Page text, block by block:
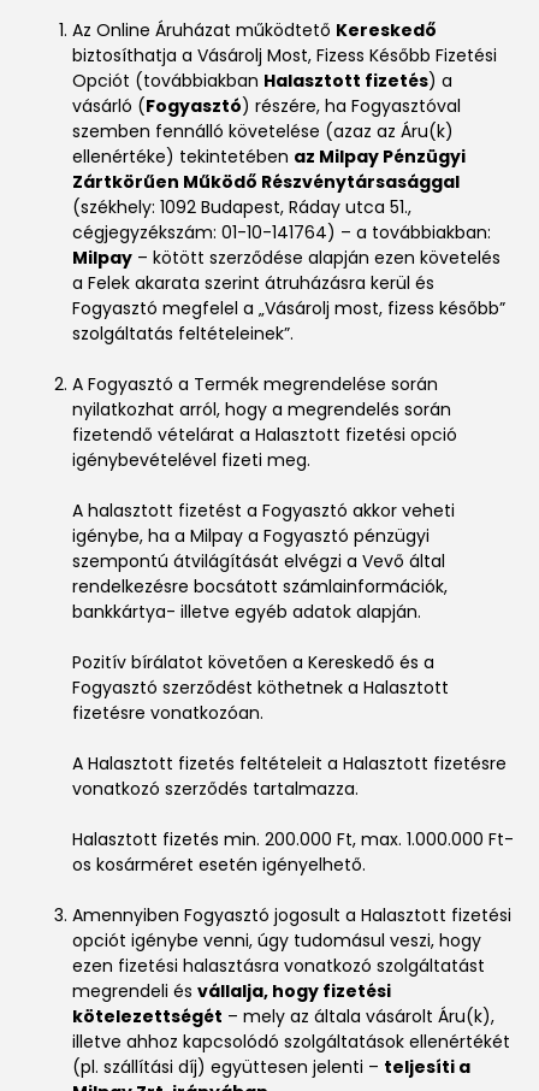
Az Online Áruházat működtető Kereskedő
biztosíthatja a Vásárolj Most, Fizess Később Fizetési
Opciót (továbbiakban Halasztott fizetés) a
vásárló (Fogyasztó) részére, ha Fogyasztóval
szemben fennálló követelése (azaz az Áru(k)
ellenértéke) tekintetében az Milpay Pénzügyi
Zártkörűen Működő Részvénytársasággal
(székhely: 1092 Budapest, Ráday utca 51.,
cégjegyzékszám: 01-10-141764) – a továbbiakban:
Milpay – kötött szerződése alapján ezen követelés
a Felek akarata szerint átruházásra kerül és
Fogyasztó megfelel a „Vásárolj most, fizess később”
szolgáltatás feltételeinek”.
A Fogyasztó a Termék megrendelése során
nyilatkozhat arról, hogy a megrendelés során
fizetendő vételárat a Halasztott fizetési opció
igénybevételével fizeti meg.
A halasztott fizetést a Fogyasztó akkor veheti
igénybe, ha a Milpay a Fogyasztó pénzügyi
szempontú átvilágítását elvégzi a Vevő által
rendelkezésre bocsátott számlainformációk,
bankkártya- illetve egyéb adatok alapján.
Pozitív bírálatot követően a Kereskedő és a
Fogyasztó szerződést köthetnek a Halasztott
fizetésre vonatkozóan.
A Halasztott fizetés feltételeit a Halasztott fizetésre
vonatkozó szerződés tartalmazza.
Halasztott fizetés min. 200.000 Ft, max. 1.000.000 Ft-
os kosárméret esetén igényelhető.
Amennyiben Fogyasztó jogosult a Halasztott fizetési
opciót igénybe venni, úgy tudomásul veszi, hogy
ezen fizetési halasztásra vonatkozó szolgáltatást
megrendeli és vállalja, hogy fizetési
kötelezettségét – mely az általa vásárolt Áru(k),
illetve ahhoz kapcsolódó szolgáltatások ellenértékét
(pl. szállítási díj) együttesen jelenti – teljesíti a